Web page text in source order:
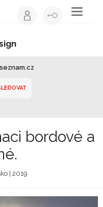
Toggle
bordové a
| 2019